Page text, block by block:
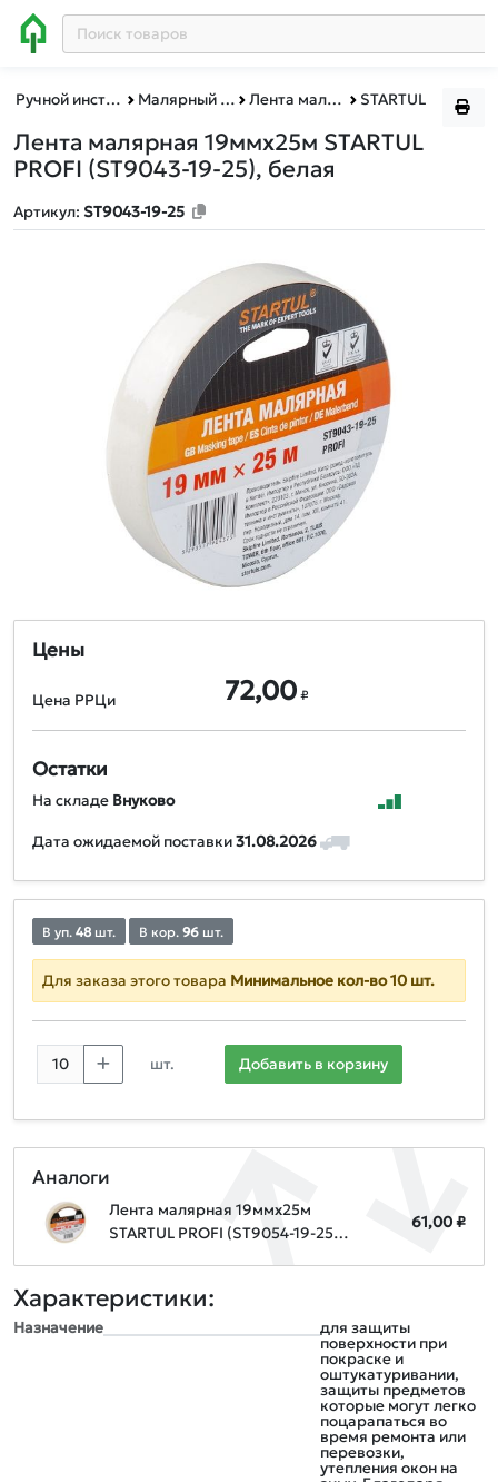
Ручной инструмент Малярный инструмент Лента малярная,серпянка,стеклосетка STARTUL
Лента малярная 19ммх25м STARTUL
PROFI (ST9043-19-25), белая
Артикул: ST9043-19-25
Цены
Цена РРЦи 72,00 ₽
Остатки
На складе Внуково
Дата ожидаемой поставки31.08.2026
В уп. 48 шт. В кор. 96 шт.
Для заказа этого товара Минимальное кол-во 10 шт.
шт. Добавить в корзину
Аналоги
Лента малярная 19ммх25м
STARTUL PROFI (ST9054-19-25),
61,00 ₽
Характеристики:
Назначение
для защиты
поверхности при
покраске и
оштукатуривании,
защиты предметов
которые могут легко
поцарапаться во
время ремонта или
перевозки,
утепления окон на